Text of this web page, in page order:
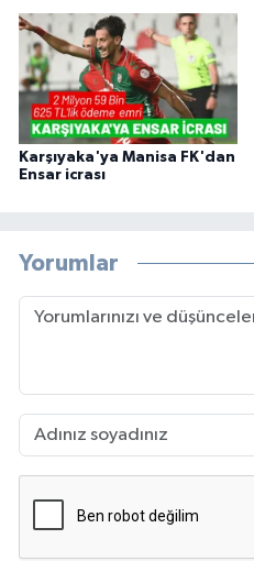
Karşıyaka'ya Manisa FK'dan
Ensar icrası
Yorumlar